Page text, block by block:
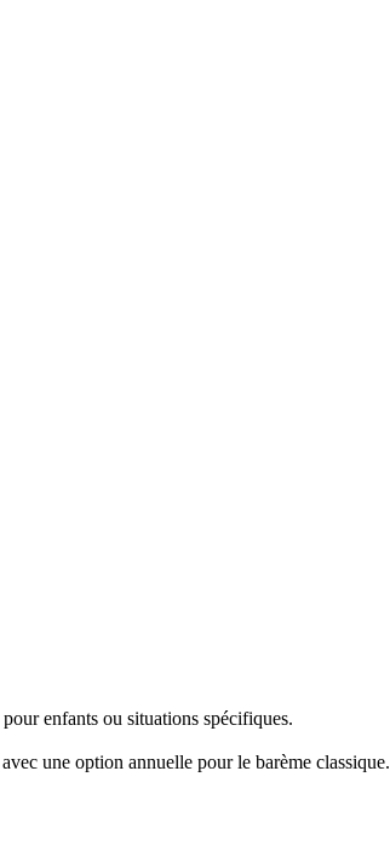
enfants ou situations spécifiques.
une option annuelle pour le barème classique.